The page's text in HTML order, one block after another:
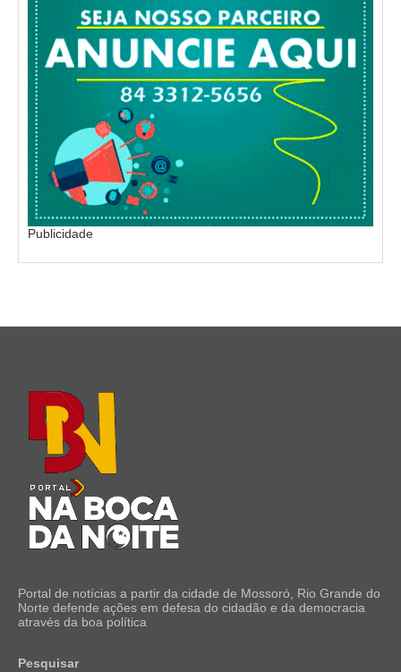
Publicidade
Portal de notícias a partir da cidade de Mossoró, Rio Grande do
Norte defende ações em defesa do cidadão e da democracia
através da boa política
Pesquisar